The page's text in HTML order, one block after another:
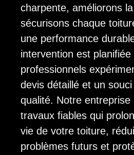
charpente, améliorons
sécurisons chaque
une performance
intervention est
professionnels
devis détaillé et un
qualité. Notre entreprise
travaux fiables qui
vie de votre toiture,
problèmes futurs et